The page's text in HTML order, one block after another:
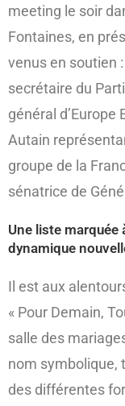
meeting le soir
Fontaines, en
venus en soutien
secrétaire du
général d’Europe
Autain
groupe de la
sénatrice de
Une liste marquée
dynamique
Il est aux
« Pour Demain,
salle des
nom symbolique,
des différentes